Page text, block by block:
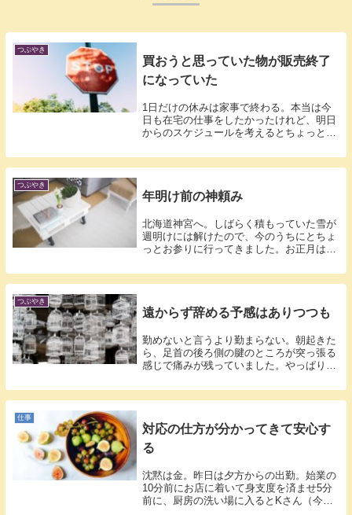
つぶやき
買おうと思っていた物が販売終了
になっていた
1日だけの休みは家事で終わる。本当は今
日も在宅の仕事をしたかったけれど、明日
からのスケジュールを考えるとちょっと無
つぶやき
年明け前の神頼み
北海道神宮へ。しばらく積もっていた雪が
週明けには解けたので、今のうちにとちょ
っとお参りに行ってきました。お正月は積
つぶやき
遠からず辞める予感はありつつも
勤めないと言うより勤まらない。朝起きた
ら、足首の後ろ側の腱のところが突っ張る
感じで痛みが残っていました。やっぱり長
仕事
対応の仕方が分かってきて安心す
る
沈黙は金。昨日は夕方からの出勤。始業の
10分前にお店に着いて身支度を済ませ5分
前に、厨房の洗い場に入るとKさん（今後